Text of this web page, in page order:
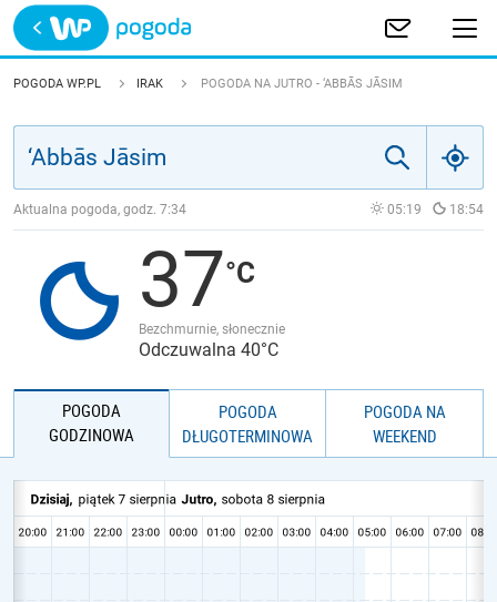
Trwa ładowanie
POLSKA
JAKOŚĆ POWIETRZA
POGODA WP.PL IRAK POGODA NA JUTRO - ‘ABBĀS JĀSIM
Aktualna pogoda, godz. 7:34 05:19 18:54
37
Bezchmurnie, słonecznie
Odczuwalna 40°C
POGODA
GODZINOWA
POGODA
DŁUGOTERMINOWA
POGODA NA
WEEKEND